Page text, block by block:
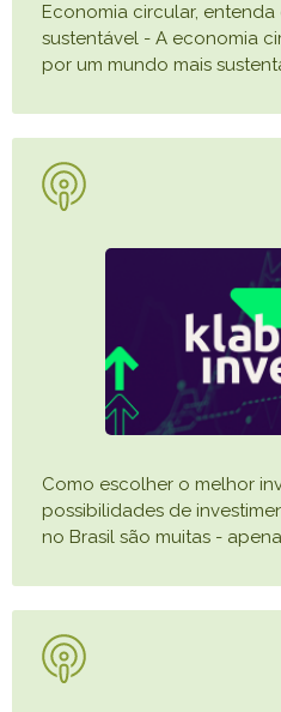
Economia circular,
sustentável - A economia
por um mundo mais
Como escolher o melhor
possibilidades de
no Brasil são muitas -